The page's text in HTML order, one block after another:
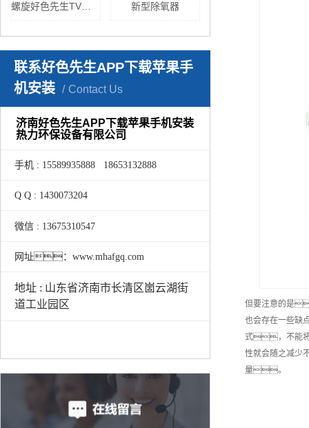
新型除氧器
联系好色先生APP下载苹果手
机安装
Contact Us
济南好色先生APP下载苹果手机安装
热力环保设备有限公司
手机 : 15589935888 18653132888
Q Q : 1430073204
微信 : 13675310547
网址：www.mhafgq.com
地址 : 山东省济南市长清区崮云湖街
道工业园区
但要注意的是
也会存在一些
式，不能将
性就会随之减
量。